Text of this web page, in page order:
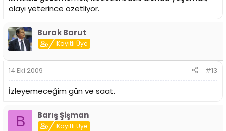
olayı yeterince özetliyor.
Burak Barut
Kayıtlı Üye
14 Eki 2009 #13
İzleyemeceğim gün ve saat.
B Barış Şişman
Kayıtlı Üye